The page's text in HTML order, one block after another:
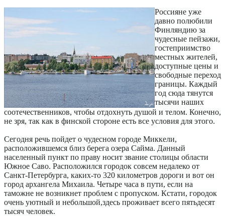
Россияне уже
давно полюбили
Финляндию за
чудесные пейзажи,
гостеприимство
местных жителей,
доступные цены и
свободные переход
границы. Каждый
год сюда тянутся
тысячи наших
соотечественников, чтобы отдохнуть душой и телом. Конечно,
не зря, так как в финской стороне есть все условия для этого.
Сегодня речь пойдет о чудесном городе Миккели,
расположившемся близ берега озера Сайма. Данный
населенный пункт по праву носит звание столицы области
Южное Саво. Расположился городок совсем недалеко от
Санкт-Петербурга, каких-то 320 километров дороги и вот он
город архангела Михаила. Четыре часа в пути, если на
таможне не возникнет проблем с пропуском. Кстати, городок
очень уютный и небольшой,здесь проживает всего пятьдесят
тысяч человек.